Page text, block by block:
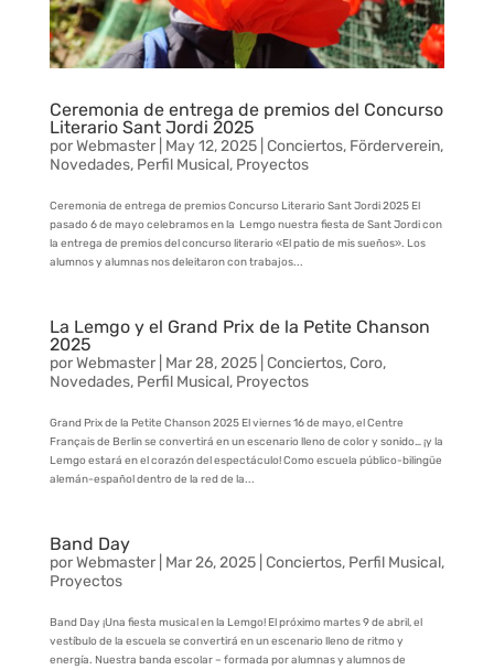
Ceremonia de entrega de premios del Concurso
Literario Sant Jordi 2025
porWebmaster| May 12, 2025| Conciertos, Förderverein,
Novedades, Perfil Musical, Proyectos
Ceremonia de entrega de premios Concurso Literario Sant Jordi 2025 El
pasado 6 de mayo celebramos en la Lemgo nuestra fiesta de Sant Jordi con
la entrega de premios del concurso literario «El patio de mis sueños». Los
alumnos y alumnas nos deleitaron con trabajos...
La Lemgo y el Grand Prix de la Petite Chanson
2025
porWebmaster| Mar 28, 2025| Conciertos,Coro,
Novedades, Perfil Musical, Proyectos
Grand Prix de la Petite Chanson 2025 El viernes 16 de mayo, el Centre
Français de Berlin se convertirá en un escenario lleno de color y sonido… ¡y la
Lemgo estará en el corazón del espectáculo! Como escuela público-bilingüe
alemán-español dentro de la red de la...
Band Day
porWebmaster| Mar 26, 2025| Conciertos, Perfil Musical,
Proyectos
Band Day ¡Una fiesta musical en la Lemgo! El próximo martes 9 de abril, el
vestíbulo de la escuela se convertirá en un escenario lleno de ritmo y
energía. Nuestra banda escolar – formada por alumnas y alumnos de